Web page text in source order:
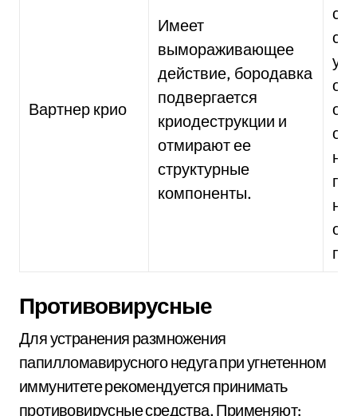
Вартнер крио
Имеет
вымораживающее
действие, бородавка
подвергается
криодеструкции и
отмирают ее
структурные
компоненты.
от
на
Противовирусные
Для устранения размножения
папилломавирусного недуга при угнетенном
иммунитете рекомендуется принимать
противовирусные средства. Применяют: